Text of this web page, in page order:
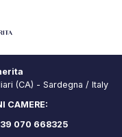
(CA) - Sardegna / Italy
CAMERE:
070 668325